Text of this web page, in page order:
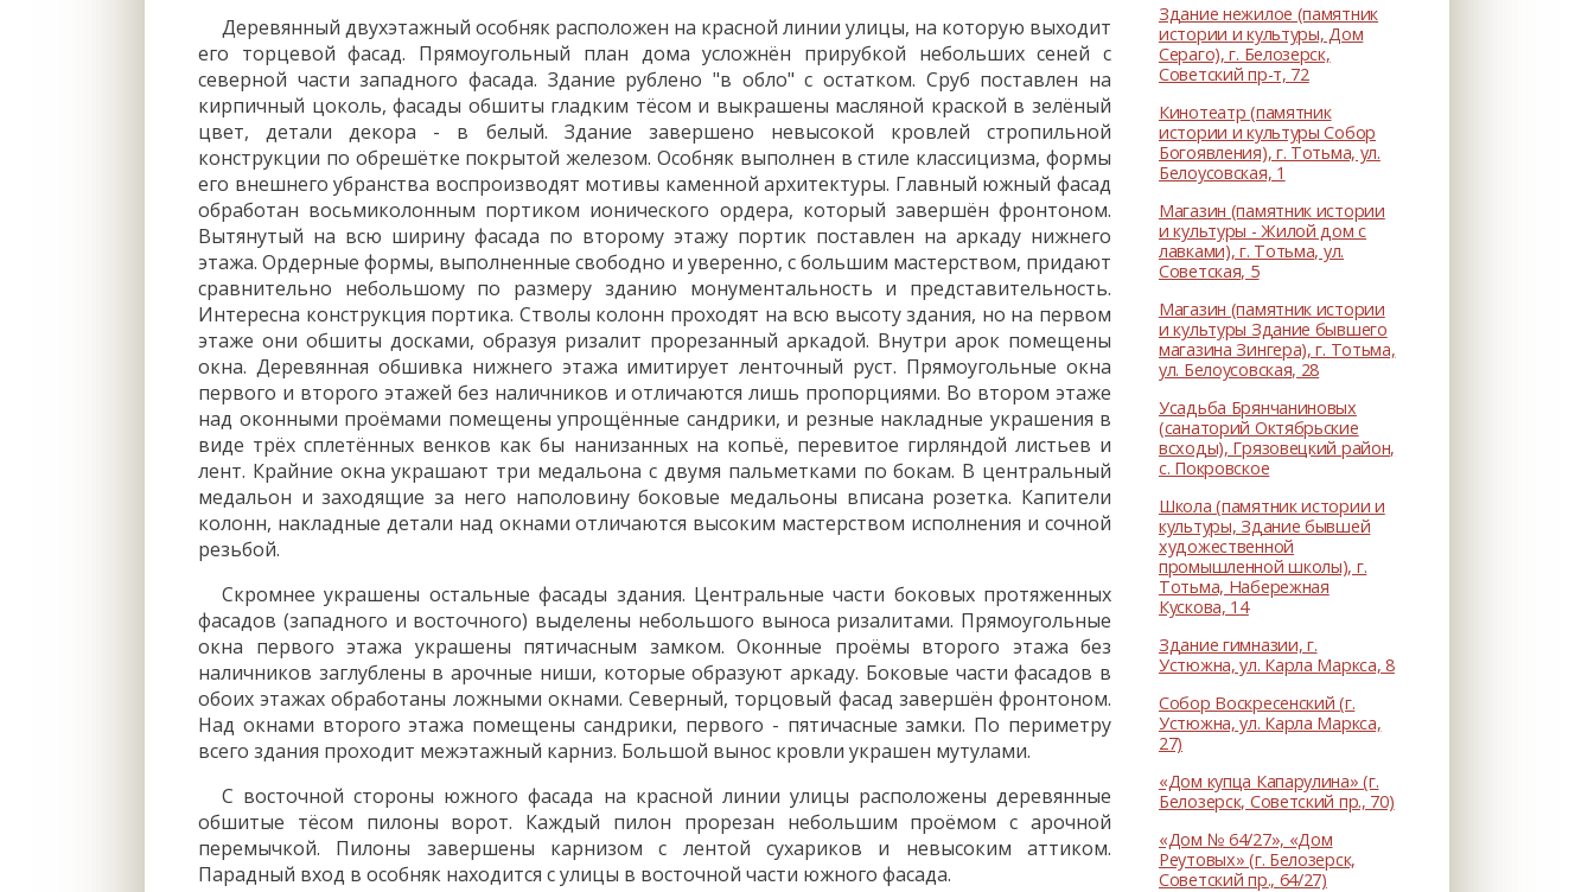
Здание нежилое (памятник
истории и культуры, Дом
Сераго), г. Белозерск,
Советский пр-т, 72
Кинотеатр (памятник
истории и культуры Собор
Богоявления), г. Тотьма, ул.
Белоусовская, 1
Магазин (памятник истории
и культуры - Жилой дом с
лавками), г. Тотьма, ул.
Советская, 5
Магазин (памятник истории
и культуры Здание бывшего
магазина Зингера), г. Тотьма,
ул. Белоусовская, 28
Усадьба Брянчаниновых
(санаторий Октябрьские
всходы), Грязовецкий район,
с. Покровское
Школа (памятник истории и
культуры, Здание бывшей
художественной
промышленной школы), г.
Тотьма, Набережная
Кускова, 14
Здание гимназии, г.
Устюжна, ул. Карла Маркса, 8
Собор Воскресенский (г.
Устюжна, ул. Карла Маркса,
27)
«Дом купца Капарулина» (г.
Белозерск, Советский пр., 70)
«Дом № 64/27», «Дом
Реутовых» (г. Белозерск,
Советский пр., 64/27)
Деревянный двухэтажный особняк расположен на красной линии улицы, на которую выходит
его торцевой фасад. Прямоугольный план дома усложнён прирубкой небольших сеней с
северной части западного фасада. Здание рублено "в обло" с остатком. Сруб поставлен на
кирпичный цоколь, фасады обшиты гладким тёсом и выкрашены масляной краской в зелёный
цвет, детали декора - в белый. Здание завершено невысокой кровлей стропильной
конструкции по обрешётке покрытой железом. Особняк выполнен в стиле классицизма, формы
его внешнего убранства воспроизводят мотивы каменной архитектуры. Главный южный фасад
обработан восьмиколонным портиком ионического ордера, который завершён фронтоном.
Вытянутый на всю ширину фасада по второму этажу портик поставлен на аркаду нижнего
этажа. Ордерные формы, выполненные свободно и уверенно, с большим мастерством, придают
сравнительно небольшому по размеру зданию монументальность и представительность.
Интересна конструкция портика. Стволы колонн проходят на всю высоту здания, но на первом
этаже они обшиты досками, образуя ризалит прорезанный аркадой. Внутри арок помещены
окна. Деревянная обшивка нижнего этажа имитирует ленточный руст. Прямоугольные окна
первого и второго этажей без наличников и отличаются лишь пропорциями. Во втором этаже
над оконными проёмами помещены упрощённые сандрики, и резные накладные украшения в
виде трёх сплетённых венков как бы нанизанных на копьё, перевитое гирляндой листьев и
лент. Крайние окна украшают три медальона с двумя пальметками по бокам. В центральный
медальон и заходящие за него наполовину боковые медальоны вписана розетка. Капители
колонн, накладные детали над окнами отличаются высоким мастерством исполнения и сочной
резьбой.
Скромнее украшены остальные фасады здания. Центральные части боковых протяженных
фасадов (западного и восточного) выделены небольшого выноса ризалитами. Прямоугольные
окна первого этажа украшены пятичасным замком. Оконные проёмы второго этажа без
наличников заглублены в арочные ниши, которые образуют аркаду. Боковые части фасадов в
обоих этажах обработаны ложными окнами. Северный, торцовый фасад завершён фронтоном.
Над окнами второго этажа помещены сандрики, первого - пятичасные замки. По периметру
всего здания проходит межэтажный карниз. Большой вынос кровли украшен мутулами.
С восточной стороны южного фасада на красной линии улицы расположены деревянные
обшитые тёсом пилоны ворот. Каждый пилон прорезан небольшим проёмом с арочной
перемычкой. Пилоны завершены карнизом с лентой сухариков и невысоким аттиком.
Парадный вход в особняк находится с улицы в восточной части южного фасада.